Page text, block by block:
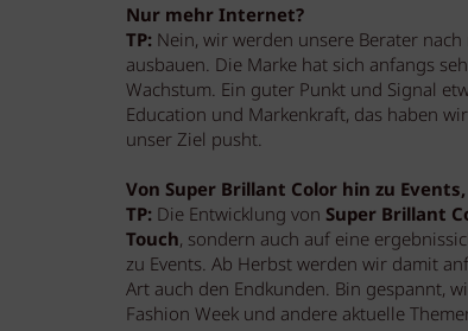
Nur mehr Internet?
TP: Nein, wir werden unsere Berater
ausbauen. Die Marke hat sich anfangs
Wachstum. Ein guter Punkt und Signal
Education und Markenkraft, das haben
unser Ziel pusht.
Von Super Brillant Color hin zu Events,
TP: Die Entwicklung von Super Brillant
Touch, sondern auch auf eine
zu Events. Ab Herbst werden wir damit
Art auch den Endkunden. Bin gespannt,
Fashion Week und andere aktuelle